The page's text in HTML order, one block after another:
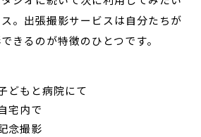
。出張撮影サービスは自分たちが
きるのが特徴のひとつです。
どもと病院にて
宅内で
念撮影